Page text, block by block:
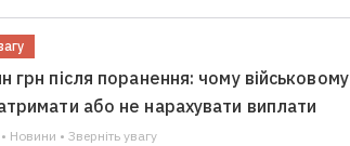
грн після поранення: чому військовому
або не нарахувати виплати
Новини • Зверніть увагу